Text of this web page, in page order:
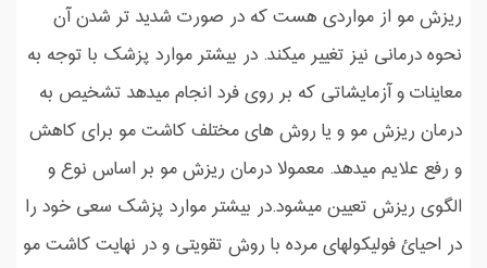
ریزش مو از مواردی هست که در صورت شدید تر شدن آن
نحوه درمانی نیز تغییر میکند. در بیشتر موارد پزشک با توجه به
معاینات و آزمایشاتی که بر روی فرد انجام میدهد تشخیص به
درمان ریزش مو و یا روش های مختلف کاشت مو برای کاهش
و رفع علایم میدهد. معمولا درمان ریزش مو بر اساس نوع و
الگوی ریزش تعیین میشود.در بیشتر موارد پزشک سعی خود را
در احیائ فولیکولهای مرده با روش تقویتی و در نهایت کاشت مو